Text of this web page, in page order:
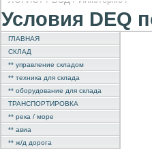
Условия DEQ
ГЛАВНАЯ
СКЛАД
** управление складом
** техника для склада
** оборудование для склада
ТРАНСПОРТИРОВКА
** река / море
** авиа
** ж/д дорога